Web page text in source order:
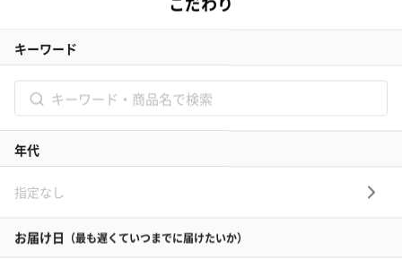
名入れや豊富なラッピング、そのまま渡せる完璧な装飾を 大切な人に
ュ機能がおすすめです。スタッフがあなたのシーンにぴったりのギフト
絞り込み検索機能でシーンに適切なギフトを表示